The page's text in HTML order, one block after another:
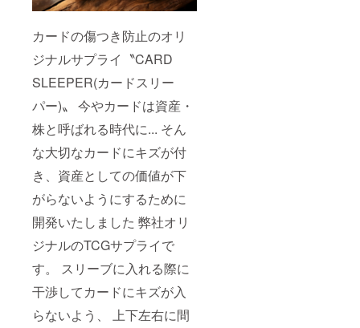
カードの傷つき防止のオリ
ジナルサプライ〝CARD
SLEEPER(カードスリー
パー)〟 今やカードは資産・
株と呼ばれる時代に... そん
な大切なカードにキズが付
き、資産としての価値が下
がらないようにするために
開発いたしました 弊社オリ
ジナルのTCGサプライで
す。 スリーブに入れる際に
干渉してカードにキズが入
らないよう、 上下左右に間